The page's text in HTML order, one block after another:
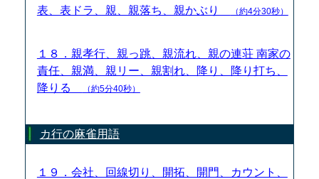
表、表ドラ、親、親落ち、親かぶり
（約4分30秒）
１８．親孝行、親っ跳、親流れ、親の連荘 南家の
責任、親満、親リー、親割れ、降り、降り打ち、
降りる
（約5分40秒）
カ行の麻雀用語
１９．会社、回線切り、開拓、開門、カウント、